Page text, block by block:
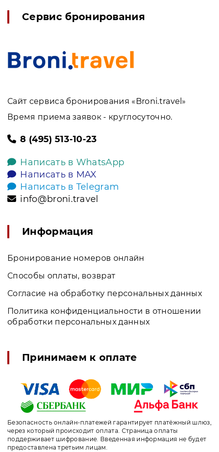
Сервис бронирования
Сайт сервиса бронирования «Broni.travel»
Время приема заявок - круглосуточно.
8 (495) 513-10-23
Написать в WhatsApp
Написать в MAX
Написать в Telegram
info@broni.travel
Информация
Бронирование номеров онлайн
Способы оплаты, возврат
Согласие на обработку персональных данных
Политика конфиденциальности в отношении
обработки персональных данных
Принимаем к оплате
Безопасность онлайн-платежей гарантирует платёжный шлюз,
через который происходит оплата. Страница оплаты
поддерживает шифрование. Введенная информация не будет
предоставлена третьим лицам.